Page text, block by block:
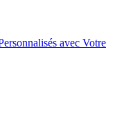
avec Votre